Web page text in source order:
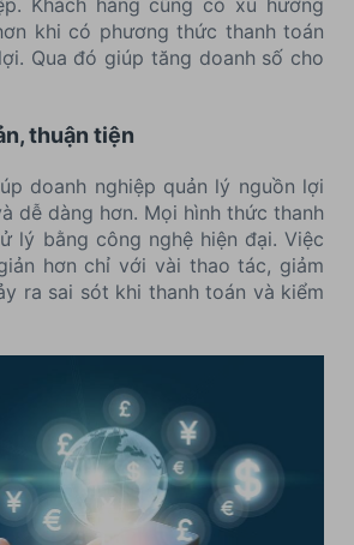
Khách hàng cũng có xu hướng
khi có phương thức thanh toán
Qua đó giúp tăng doanh số cho
thuận tiện
doanh nghiệp quản lý nguồn lợi
dễ dàng hơn. Mọi hình thức thanh
lý bằng công nghệ hiện đại. Việc
hơn chỉ với vài thao tác, giảm
ra sai sót khi thanh toán và kiểm